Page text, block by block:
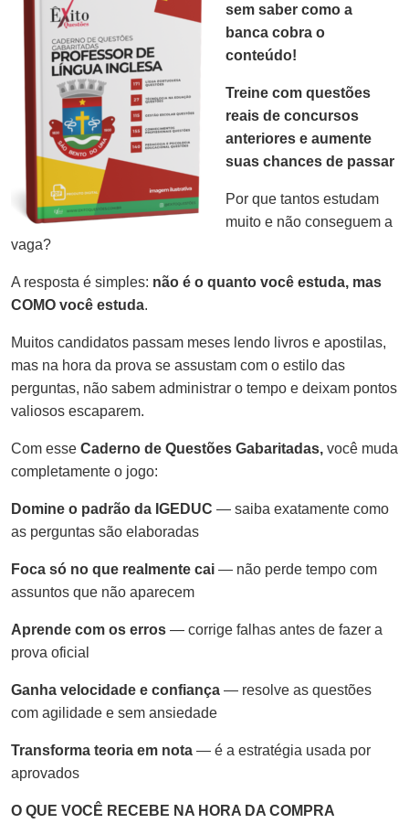
sem saber como a
banca cobra o
conteúdo!
Treine com questões
reais de concursos
anteriores e aumente
suas chances de passar
Por que tantos estudam
muito e não conseguem a
vaga?
A resposta é simples: não é o quanto você estuda, mas
COMO você estuda.
Muitos candidatos passam meses lendo livros e apostilas,
mas na hora da prova se assustam com o estilo das
perguntas, não sabem administrar o tempo e deixam pontos
valiosos escaparem.
Com esse Caderno de Questões Gabaritadas, você muda
completamente o jogo:
Domine o padrão da IGEDUC — saiba exatamente como
as perguntas são elaboradas
Foca só no que realmente cai — não perde tempo com
assuntos que não aparecem
Aprende com os erros — corrige falhas antes de fazer a
prova oficial
Ganha velocidade e confiança — resolve as questões
com agilidade e sem ansiedade
Transforma teoria em nota — é a estratégia usada por
aprovados
O QUE VOCÊ RECEBE NA HORA DA COMPRA